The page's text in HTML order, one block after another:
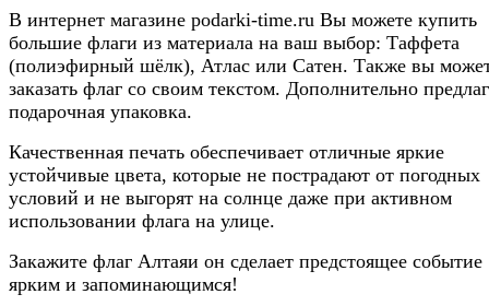
В интернет магазине podarki-time.ru Вы можете купить
большие флаги из материала на ваш выбор: Таффета
(полиэфирный шёлк), Атлас или Сатен. Также вы
заказать флаг со своим текстом. Дополнительно
подарочная упаковка.
Качественная печать обеспечивает отличные яркие
устойчивые цвета, которые не пострадают от погодных
условий и не выгорят на солнце даже при активном
использовании флага на улице.
Закажите флаг Алтаяи он сделает предстоящее событие
ярким и запоминающимся!